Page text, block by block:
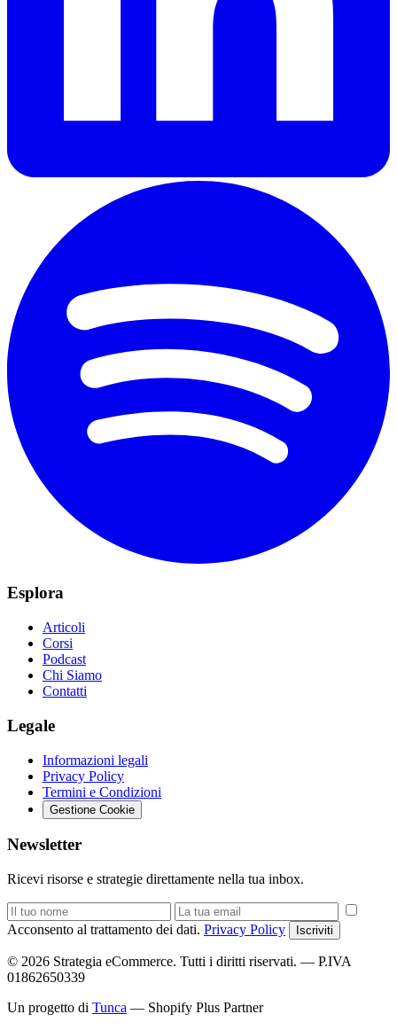
Esplora
Articoli
Corsi
Podcast
Chi Siamo
Contatti
Legale
Informazioni legali
Privacy Policy
Termini e Condizioni
Gestione Cookie
Newsletter
Ricevi risorse e strategie direttamente nella tua inbox.
Acconsento al trattamento dei dati. Privacy Policy Iscriviti
© 2026 Strategia eCommerce. Tutti i diritti riservati. — P.IVA
01862650339
Un progetto di Tunca — Shopify Plus Partner